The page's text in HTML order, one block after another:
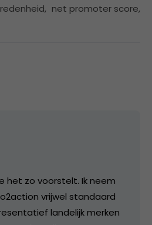
, net promoter score,
het zo voorstelt. Ik neem
vrijwel standaard
landelijk merken